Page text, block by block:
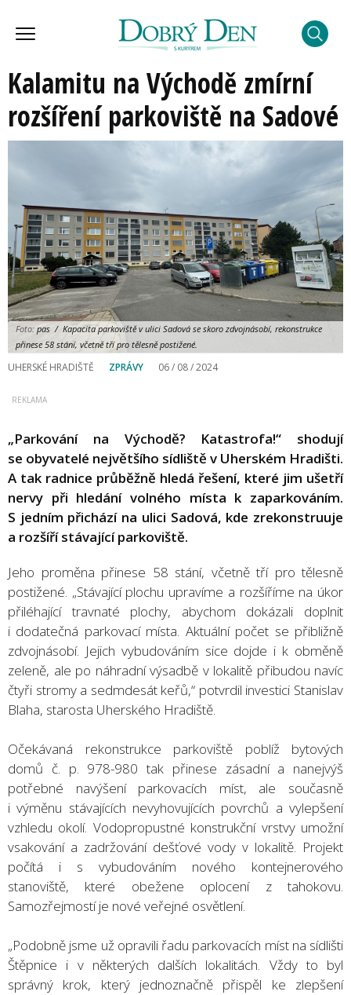
Kalamitu na Východě zmírní
rozšíření parkoviště na Sadové
Foto: pas / Kapacita parkoviště v ulici Sadová se skoro zdvojnásobí, rekonstrukce
přinese 58 stání, včetně tří pro tělesně postižené.
UHERSKÉ HRADIŠTĚ ZPRÁVY 06 / 08 / 2024
„Parkování na Východě? Katastrofa!“ shodují
se obyvatelé největšího sídliště v Uherském Hradišti.
A tak radnice průběžně hledá řešení, které jim ušetří
nervy při hledání volného místa k zaparkováním.
S jedním přichází na ulici Sadová, kde zrekonstruuje
a rozšíří stávající parkoviště.
Jeho proměna přinese 58 stání, včetně tří pro tělesně
postižené. „Stávající plochu upravíme a rozšíříme na úkor
přiléhající travnaté plochy, abychom dokázali doplnit
i dodatečná parkovací místa. Aktuální počet se přibližně
zdvojnásobí. Jejich vybudováním sice dojde i k obměně
zeleně, ale po náhradní výsadbě v lokalitě přibudou navíc
čtyři stromy a sedmdesát keřů,“ potvrdil investici Stanislav
Blaha, starosta Uherského Hradiště.
Očekávaná rekonstrukce parkoviště poblíž bytových
domů č. p. 978-980 tak přinese zásadní a nanejvýš
potřebné navýšení parkovacích míst, ale současně
i výměnu stávajících nevyhovujících povrchů a vylepšení
vzhledu okolí. Vodopropustné konstrukční vrstvy umožní
vsakování a zadržování dešťové vody v lokalitě. Projekt
počítá i s vybudováním nového kontejnerového
stanoviště, které obežene oplocení z tahokovu.
Samozřejmostí je nové veřejné osvětlení.
„Podobně jsme už opravili řadu parkovacích míst na sídlišti
Štěpnice i v některých dalších lokalitách. Vždy to byl
správný krok, který jednoznačně přispěl ke zlepšení